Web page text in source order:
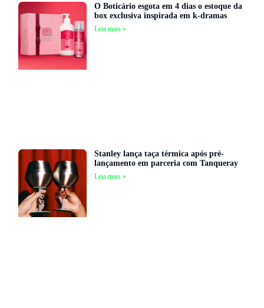
O Boticário esgota em 4 dias o estoque da
box exclusiva inspirada em k-dramas
Leia mais »
Stanley lança taça térmica após pré-
lançamento em parceria com Tanqueray
Leia mais »